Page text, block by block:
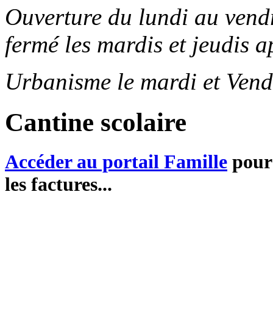
Ouverture du lundi au
fermé les mardis et jeudis
Urbanisme le mardi et
Cantine scolaire
Accéder au portail Famille
les factures...